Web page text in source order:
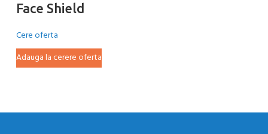
Face Shield
Cere oferta
Adauga la cerere oferta